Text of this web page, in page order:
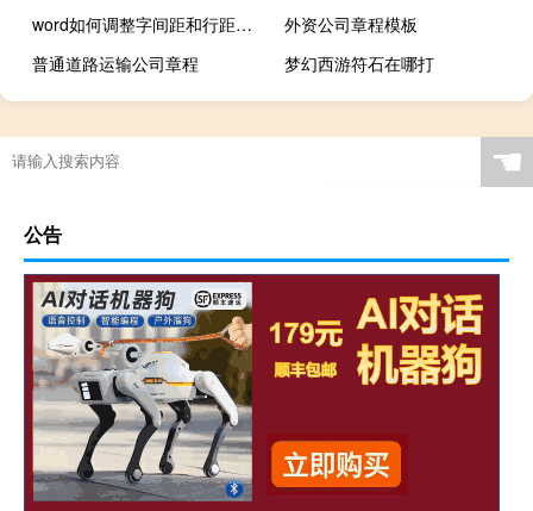
word如何调整字间距和行距（word如何调整字间距）
外资公司章程模板
普通道路运输公司章程
梦幻西游符石在哪打
☚
公告